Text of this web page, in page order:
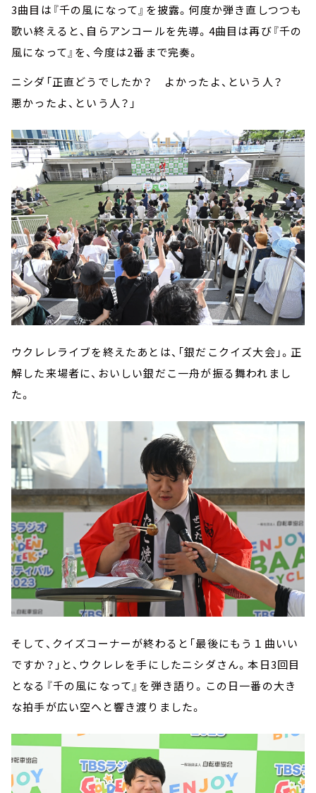
3曲目は『千の風になって』を披露。何度か弾き直しつつも
歌い終えると、自らアンコールを先導。4曲目は再び『千の
風になって』を、今度は2番まで完奏。
ニシダ「正直どうでしたか？ よかったよ、という人？
悪かったよ、という人？」
ウクレレライブを終えたあとは、「銀だこクイズ大会」。正
解した来場者に、おいしい銀だこ一舟が振る舞われまし
た。
そして、クイズコーナーが終わると「最後にもう１曲いい
ですか？」と、ウクレレを手にしたニシダさん。本日3回目
となる『千の風になって』を弾き語り。この日一番の大き
な拍手が広い空へと響き渡りました。